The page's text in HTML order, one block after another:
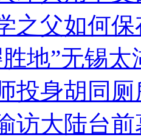
之父如何
地”无锡
投身胡同
访大陆台